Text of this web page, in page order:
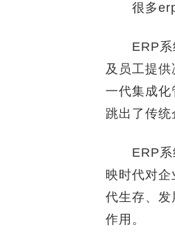
很多erp
ERP系统
及员工提
一代集成
跳出了传统
ERP系统
映时代对
代生存、
作用。